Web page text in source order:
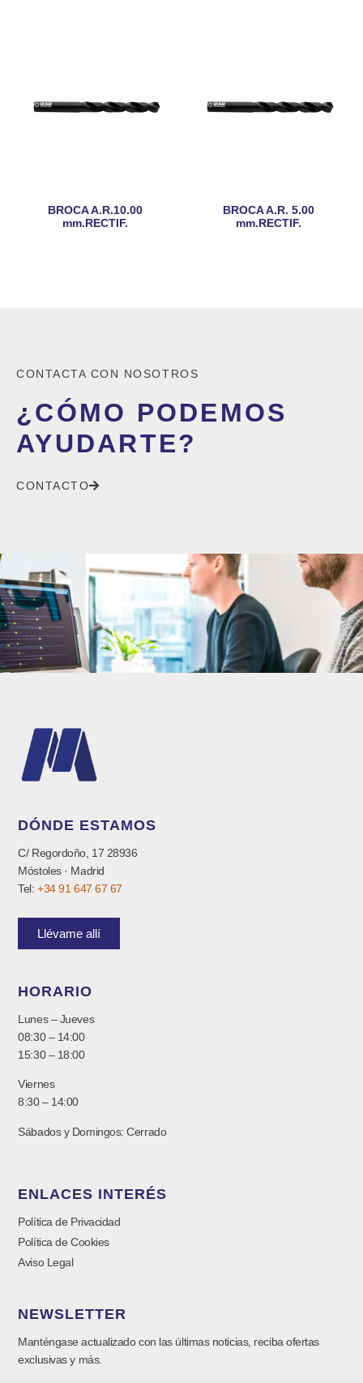
BROCA A.R.10.00
mm.RECTIF.
BROCA A.R. 5.00
mm.RECTIF.
CONTACTA CON NOSOTROS
¿CÓMO PODEMOS
AYUDARTE?
CONTACTO
DÓNDE ESTAMOS
C/ Regordoño, 17 28936
Móstoles · Madrid
Tel:+34 91 647 67 67
Llévame allí
HORARIO
Lunes – Jueves
08:30 – 14:00
15:30 – 18:00
Viernes
8:30 – 14:00
Sábados y Domingos: Cerrado
ENLACES INTERÉS
Política de Privacidad
Política de Cookies
Aviso Legal
NEWSLETTER
Manténgase actualizado con las últimas noticias, reciba ofertas
exclusivas y más.